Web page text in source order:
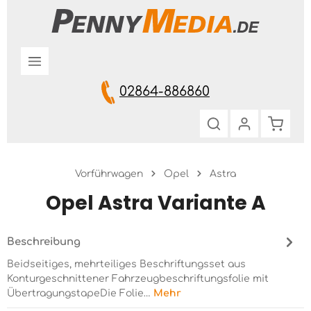
Zum Hauptinhalt springen
02864-886860
Vorführwagen Opel Astra
Opel Astra Variante A
Beschreibung
Beidseitiges, mehrteiliges Beschriftungsset aus
Konturgeschnittener Fahrzeugbeschriftungsfolie mit
ÜbertragungstapeDie Folie… Mehr